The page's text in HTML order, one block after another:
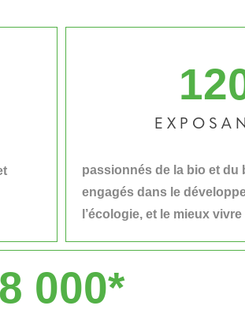
passionnés de la bio et du
engagés dans le
l’écologie, et le mieux
8 000*